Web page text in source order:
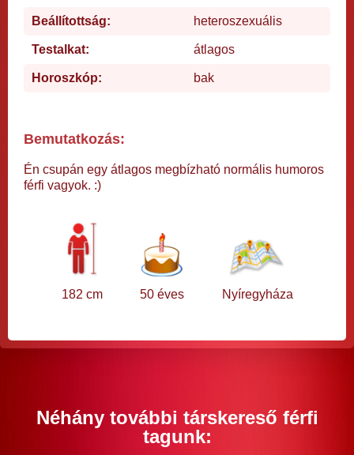
Beállítottság: heteroszexuális
Testalkat: átlagos
Horoszkóp: bak
Bemutatkozás:
Én csupán egy átlagos megbízható normális humoros
férfi vagyok. :)
182 cm 50 éves Nyíregyháza
Néhány további társkereső férfi
tagunk: